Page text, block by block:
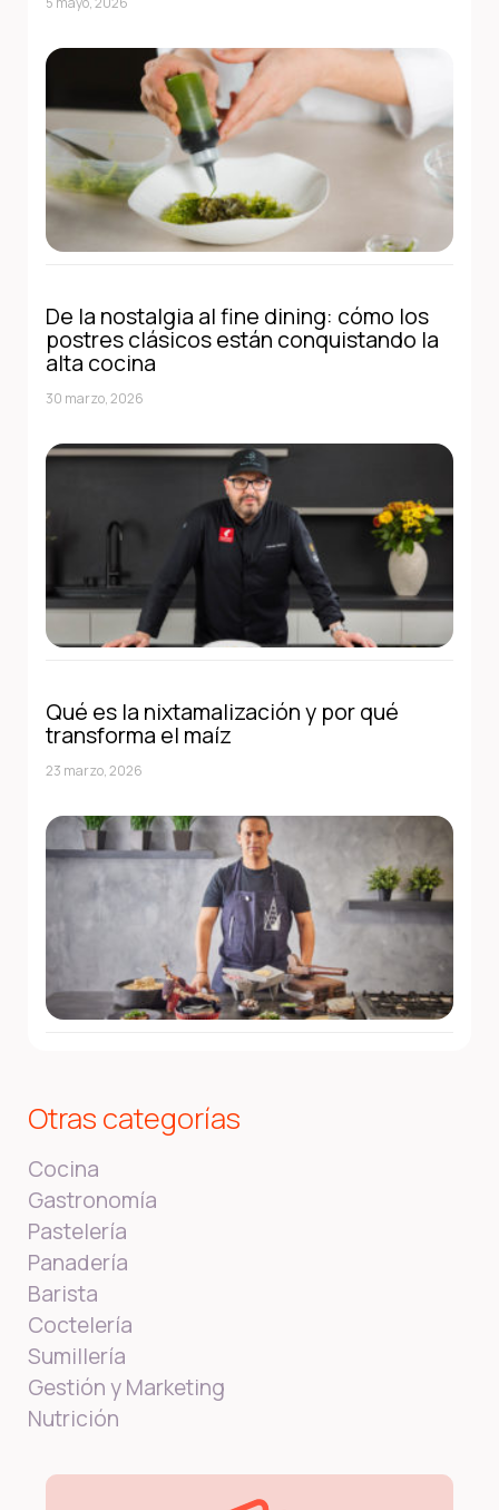
De la nostalgia al fine dining: cómo los
postres clásicos están conquistando la
alta cocina
30 marzo, 2026
Qué es la nixtamalización y por qué
transforma el maíz
23 marzo, 2026
Otras categorías
Cocina
Gastronomía
Pastelería
Panadería
Barista
Coctelería
Sumillería
Gestión y Marketing
Nutrición